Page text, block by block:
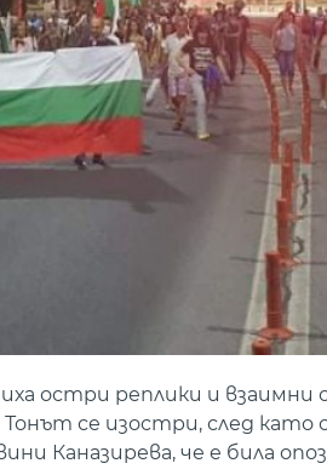
остри реплики и взаимни
се изостри, след като
Каназирева, че е била